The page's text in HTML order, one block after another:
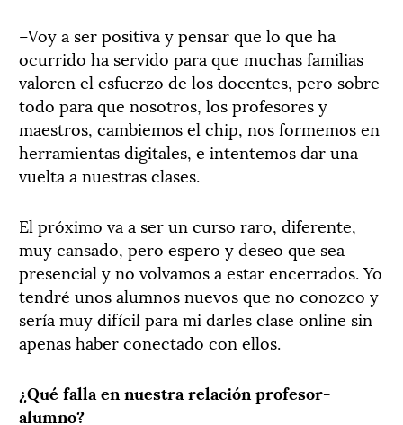
–Voy a ser positiva y pensar que lo que ha
ocurrido ha servido para que muchas familias
valoren el esfuerzo de los docentes, pero sobre
todo para que nosotros, los profesores y
maestros, cambiemos el chip, nos formemos en
herramientas digitales, e intentemos dar una
vuelta a nuestras clases.
El próximo va a ser un curso raro, diferente,
muy cansado, pero espero y deseo que sea
presencial y no volvamos a estar encerrados. Yo
tendré unos alumnos nuevos que no conozco y
sería muy difícil para mi darles clase online sin
apenas haber conectado con ellos.
¿Qué falla en nuestra relación profesor-
alumno?